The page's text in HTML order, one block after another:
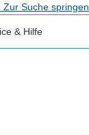
Zur Suche springen
& Hilfe